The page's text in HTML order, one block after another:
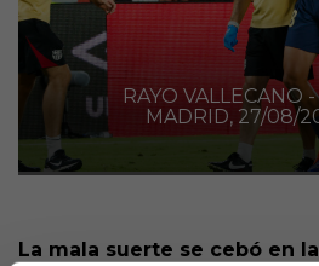
RAYO VALLECANO
MADRID, 27/08/
La mala suerte se cebó en